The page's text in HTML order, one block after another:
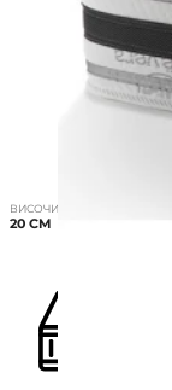
ВИСОЧИНА
20 CM